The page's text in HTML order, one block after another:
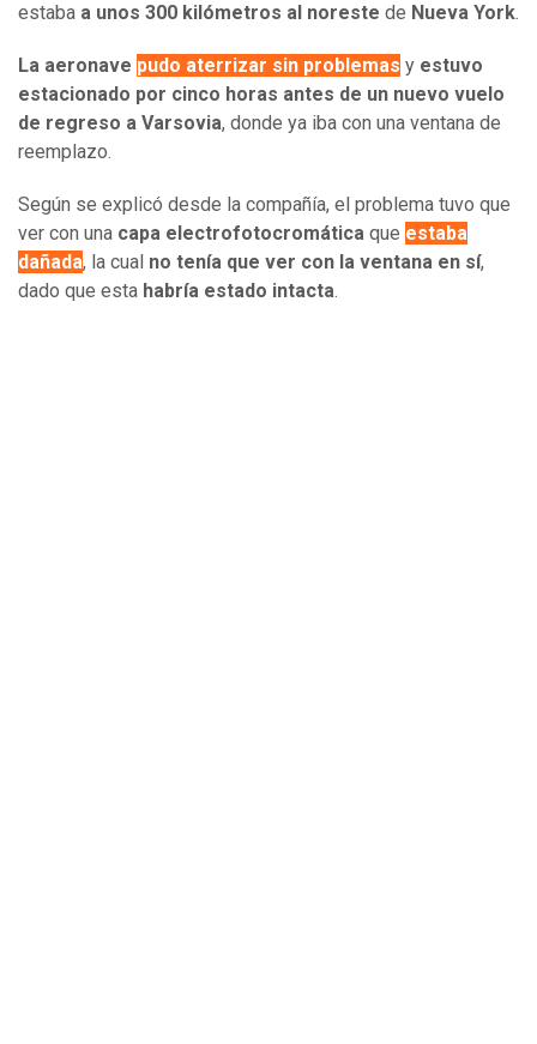
estaba a unos 300 kilómetros al noreste de Nueva York.
La aeronave pudo aterrizar sin problemas y estuvo
estacionado por cinco horas antes de un nuevo vuelo
de regreso a Varsovia, donde ya iba con una ventana de
reemplazo.
Según se explicó desde la compañía, el problema tuvo que
ver con una capa electrofotocromática que estaba
dañada, la cual no tenía que ver con la ventana en sí,
dado que esta habría estado intacta.